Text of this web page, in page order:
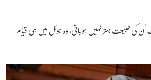
اُن کی طبیعت بہتر نہیں ہوجاتی، وہ ہوٹل میں ہی قیام